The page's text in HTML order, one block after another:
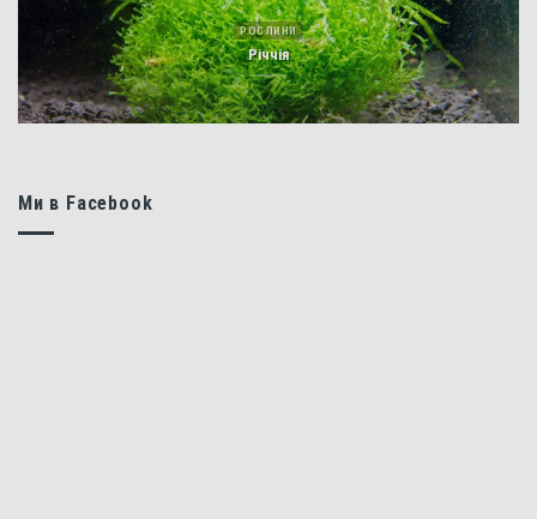
РОСЛИНИ
Річчія
Ми в Facebook